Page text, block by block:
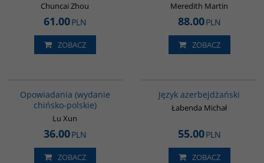
Chuncai Zhou
61.00PLN
ZOBACZ
Meredith Martin
88.00PLN
ZOBACZ
Opowiadania (wydanie
chińsko-polskie)
Lu Xun
36.00PLN
ZOBACZ
Język azerbejdżański
Łabenda Michał
55.00PLN
ZOBACZ